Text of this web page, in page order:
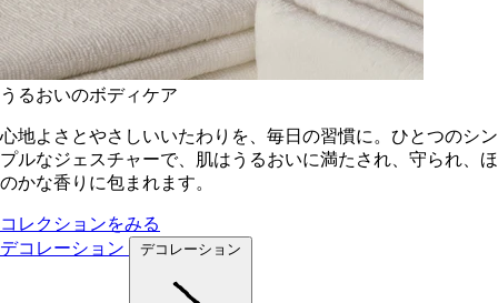
うるおいのボディケア
心地よさとやさしいいたわりを、毎日の習慣に。ひとつのシン
プルなジェスチャーで、肌はうるおいに満たされ、守られ、ほ
のかな香りに包まれます。
コレクションをみる
デコレーション
デコレーション